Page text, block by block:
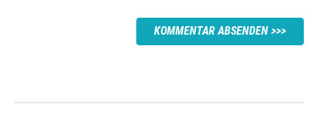
KOMMENTAR ABSENDEN